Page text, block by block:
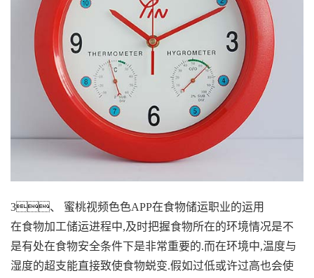
3、 蜜桃视频色色APP在食物储运职业的运用
在食物加工储运进程中,及时把握食物所在的环境情况是不
是有处在食物安全条件下是非常重要的.而在环境中,温度与
湿度的超支能直接致使食物蜕变.假如过低或许过高也会使